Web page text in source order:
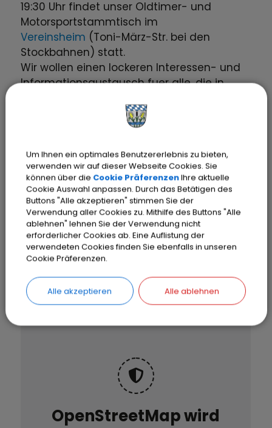
19:30 Uhr findet unser Oldtimer- und
Motorsportstammtisch im
Vereinsheim (Toni-März-Str. bei den
Stockbahnen) statt.
Wir wollen einen lockeren Interessen- und
Informationsaustausch fuer alle, die in
Wir freuen uns auf Euer Kommen
Termine
11.09.2026 19:30‐ 22Uhr
OpenStreetMap wird
Um Ihnen ein optimales Benutzererlebnis zu bieten,
verwenden wir auf dieser Webseite Cookies. Sie
können über die Cookie PräferenzenIhre aktuelle
Cookie Auswahl anpassen. Durch das Betätigen des
Buttons "Alle akzeptieren" stimmen Sie der
Verwendung aller Cookies zu. Mithilfe des Buttons "Alle
ablehnen" lehnen Sie der Verwendung nicht
erforderlicher Cookies ab. Eine Auflistung der
verwendeten Cookies finden Sie ebenfalls in unseren
Cookie Präferenzen.
Alle akzeptieren Alle ablehnen